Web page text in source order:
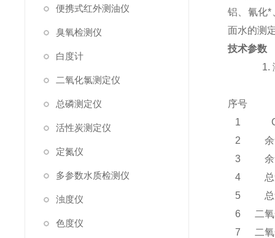
便携式红外测油仪
臭氧检测仪
白度计
二氧化氯测定仪
总磷测定仪
活性炭测定仪
定氮仪
多参数水质检测仪
浊度仪
色度仪
铝、氰化*
面水的测
技术参数
1.
序号
1
2
3
4
5
6
二
7
二